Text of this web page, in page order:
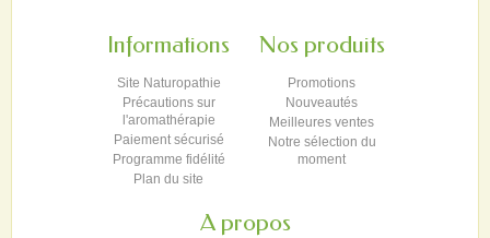
Informations
Site Naturopathie
Précautions sur
l'aromathérapie
Paiement sécurisé
Programme fidélité
Plan du site
Nos produits
Promotions
Nouveautés
Meilleures ventes
Notre sélection du
moment
A propos